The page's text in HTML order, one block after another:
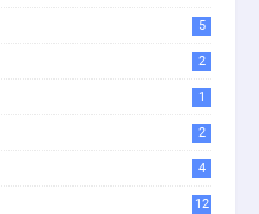
5
2
1
2
4
12